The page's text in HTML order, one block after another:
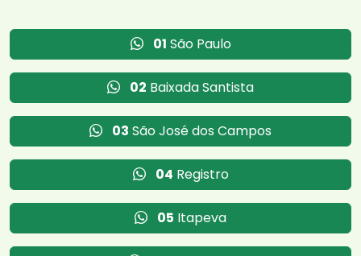
01 São Paulo
02 Baixada Santista
03 São José dos Campos
04 Registro
05 Itapeva